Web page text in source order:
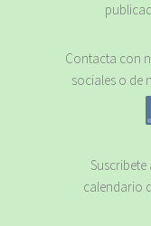
Contacta con
sociales o de
Suscribete
calendario